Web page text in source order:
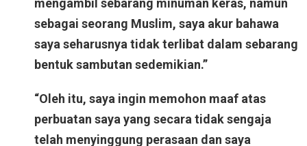
mengambil sebarang minuman keras, namun
sebagai seorang Muslim, saya akur bahawa
saya seharusnya tidak terlibat dalam sebarang
bentuk sambutan sedemikian.”
“Oleh itu, saya ingin memohon maaf atas
perbuatan saya yang secara tidak sengaja
telah menyinggung perasaan dan saya